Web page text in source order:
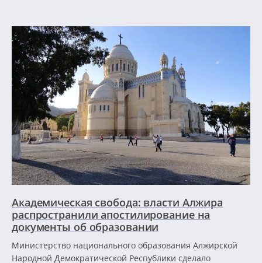
Академическая свобода: власти Алжира
распространили апостилирование на
документы об образовании
Министерство национального образования Алжирской
Народной Демократической Республики сделало